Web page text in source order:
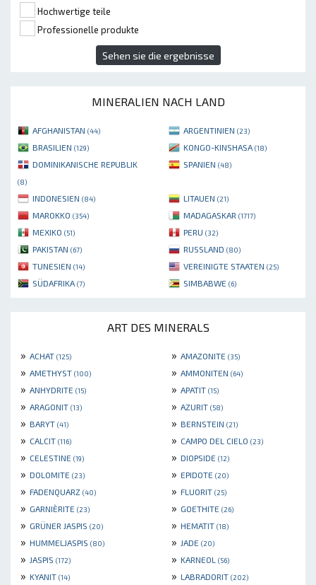
Hochwertige teile
Professionelle produkte
Sehen sie die ergebnisse
MINERALIEN NACH LAND
AFGHANISTAN (44) ARGENTINIEN (23)
BRASILIEN (129) KONGO-KINSHASA (18)
DOMINIKANISCHE REPUBLIK
(8)
SPANIEN (48)
INDONESIEN (84) LITAUEN (21)
MAROKKO (354) MADAGASKAR (1717)
MEXIKO (51) PERU (32)
PAKISTAN (67) RUSSLAND (80)
TUNESIEN (14) VEREINIGTE STAATEN (25)
SÜDAFRIKA (7) SIMBABWE (6)
ART DES MINERALS
» ACHAT (125) » AMAZONITE (35)
» AMETHYST (100) » AMMONITEN (64)
» ANHYDRITE (15) » APATIT (15)
» ARAGONIT (13) » AZURIT (58)
» BARYT (41) » BERNSTEIN (21)
» CALCIT (116) » CAMPO DEL CIELO (23)
» CELESTINE (19) » DIOPSIDE (12)
» DOLOMITE (23) » EPIDOTE (20)
» FADENQUARZ (40) » FLUORIT (25)
» GARNIÈRITE (23) » GOETHITE (26)
» GRÜNER JASPIS (20) » HEMATIT (18)
» HUMMELJASPIS (80) » JADE (20)
» JASPIS (172) » KARNEOL (56)
» KYANIT (14) » LABRADORIT (202)